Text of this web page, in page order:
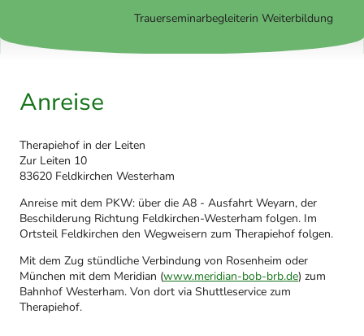
Trauerseminarbegleiterin Weiterbildung
Anreise
Therapiehof in der Leiten
Zur Leiten 10
83620 Feldkirchen Westerham
Anreise mit dem PKW: über die A8 - Ausfahrt Weyarn, der
Beschilderung Richtung Feldkirchen-Westerham folgen. Im
Ortsteil Feldkirchen den Wegweisern zum Therapiehof folgen.
Mit dem Zug stündliche Verbindung von Rosenheim oder
München mit dem Meridian (www.meridian-bob-brb.de) zum
Bahnhof Westerham. Von dort via Shuttleservice zum
Therapiehof.